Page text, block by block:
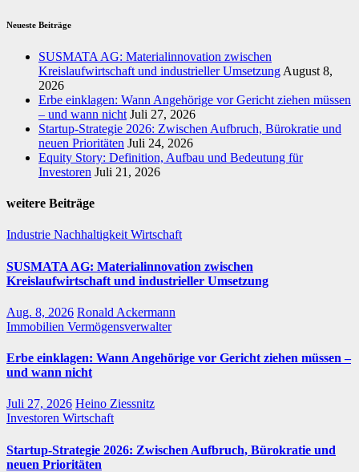
Neueste Beiträge
SUSMATA AG: Materialinnovation zwischen
Kreislaufwirtschaft und industrieller Umsetzung August 8,
2026
Erbe einklagen: Wann Angehörige vor Gericht ziehen müssen
– und wann nicht Juli 27, 2026
Startup-Strategie 2026: Zwischen Aufbruch, Bürokratie und
neuen Prioritäten Juli 24, 2026
Equity Story: Definition, Aufbau und Bedeutung für
Investoren Juli 21, 2026
weitere Beiträge
Industrie NachhaltigkeitWirtschaft
SUSMATA AG: Materialinnovation zwischen
Kreislaufwirtschaft und industrieller Umsetzung
Aug. 8, 2026 Ronald Ackermann
Immobilien Vermögensverwalter
Erbe einklagen: Wann Angehörige vor Gericht ziehen müssen –
und wann nicht
Juli 27, 2026 Heino Ziessnitz
Investoren Wirtschaft
Startup-Strategie 2026: Zwischen Aufbruch, Bürokratie und
neuen Prioritäten